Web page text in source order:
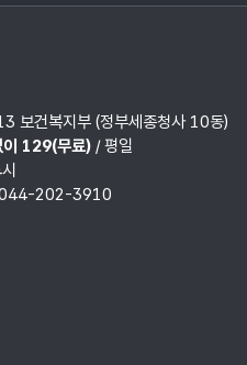
보건복지부 (정부세종청사 10동)
이 129(무료)/ 평일
202-3910
램